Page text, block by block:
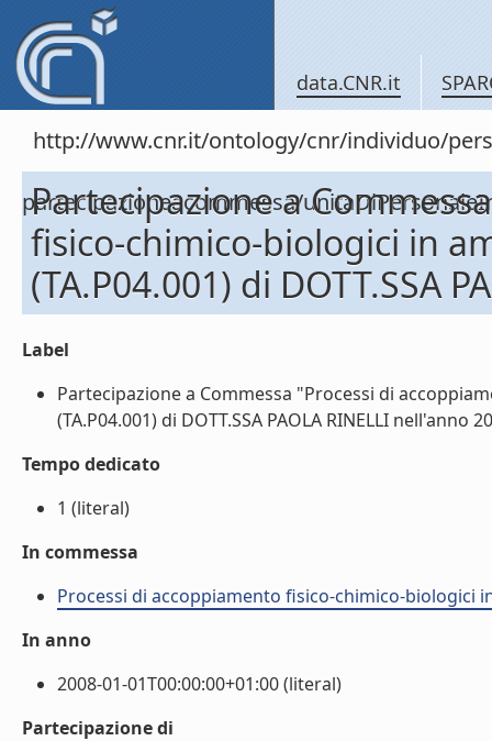
data.CNR.it
http://www.cnr.it/ontology/cnr/individuo/
partecipazioneacommessa/
Partecipazione a
fisico-chimico-biologici in
(TA.P04.001) di DOTT.SSA
Label
Partecipazione a Commessa "Processi di
(TA.P04.001) di DOTT.SSA PAOLA RINELLI nell'anno
Tempo dedicato
1 (literal)
In commessa
Processi di accoppiamento fisico-chimico-biologici
In anno
2008-01-01T00:00:00+01:00 (literal)
Partecipazione di